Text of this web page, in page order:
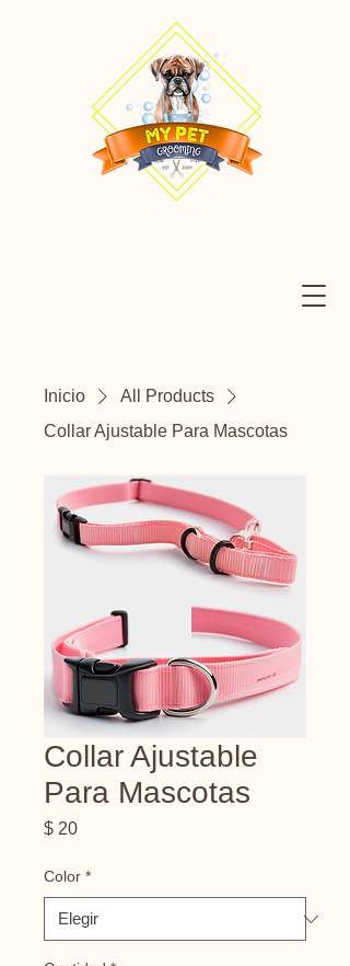
Inicio
All Products
Collar Ajustable Para Mascotas
Collar Ajustable
Para Mascotas
$ 20Precio
Color *